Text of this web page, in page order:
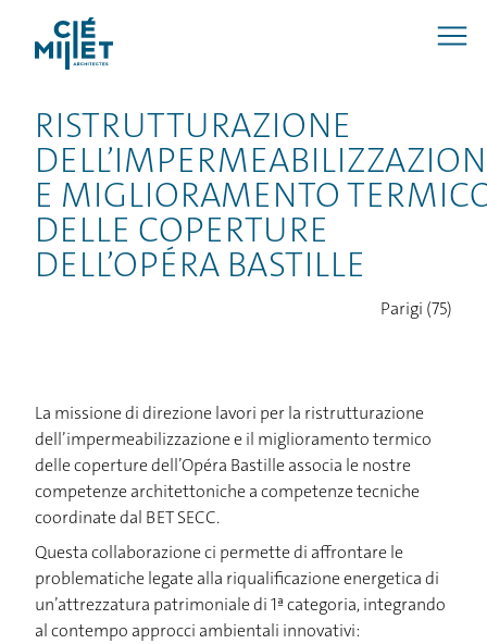
RISTRUTTURAZIONE
E MIGLIORAMENTO
DELLE COPERTURE
DELL’OPÉRA BASTILLE
Parigi (75)
La missione di direzione lavori per la ristrutturazione
dell’impermeabilizzazione e il miglioramento termico
delle coperture dell’Opéra Bastille associa le nostre
competenze architettoniche a competenze tecniche
coordinate dal BET SECC.
Questa collaborazione ci permette di affrontare le
problematiche legate alla riqualificazione energetica di
un’attrezzatura patrimoniale di 1ª categoria, integrando
al contempo approcci ambientali innovativi: